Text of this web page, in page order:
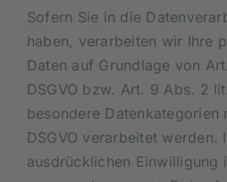
Sofern Sie in die
haben, verarbeiten wir Ihre
Daten auf Grundlage von
DSGVO bzw. Art. 9 Abs. 2
besondere Datenkategorien
DSGVO verarbeitet werden.
ausdrücklichen Einwilligung